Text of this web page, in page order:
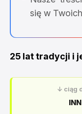
się w
25 lat tradycji i
↓ ciąg